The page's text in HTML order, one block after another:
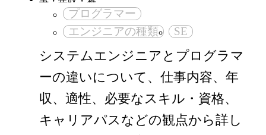
プログラマー
エンジニアの種類
SE
システムエンジニアとプログラマ
ーの違いについて、仕事内容、年
収、適性、必要なスキル・資格、
キャリアパスなどの観点から詳し